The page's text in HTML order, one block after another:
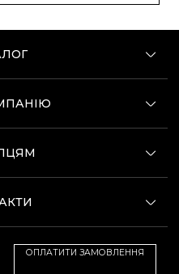
ОПЛАТИТИ ЗАМОВЛЕННЯ